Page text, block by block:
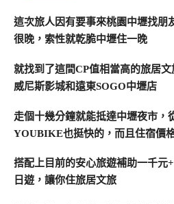
這次旅人因有要事來桃園中壢找朋
很晚，索性就乾脆中壢住一晚
就找到了這間CP值相當高的旅居
威尼斯影城和遠東SOGO中壢店
走個十幾分鐘就能抵達中壢夜市，
YOUBIKE也挺快的，而且住宿價
搭配上目前的安心旅遊補助一千元
日遊，讓你住旅居文旅